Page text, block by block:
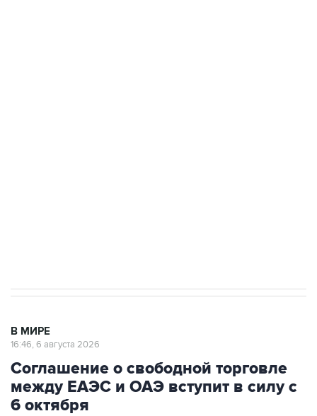
В МИРЕ
16:46, 6 августа 2026
Соглашение о свободной торговле
между ЕАЭС и ОАЭ вступит в силу с
6 октября